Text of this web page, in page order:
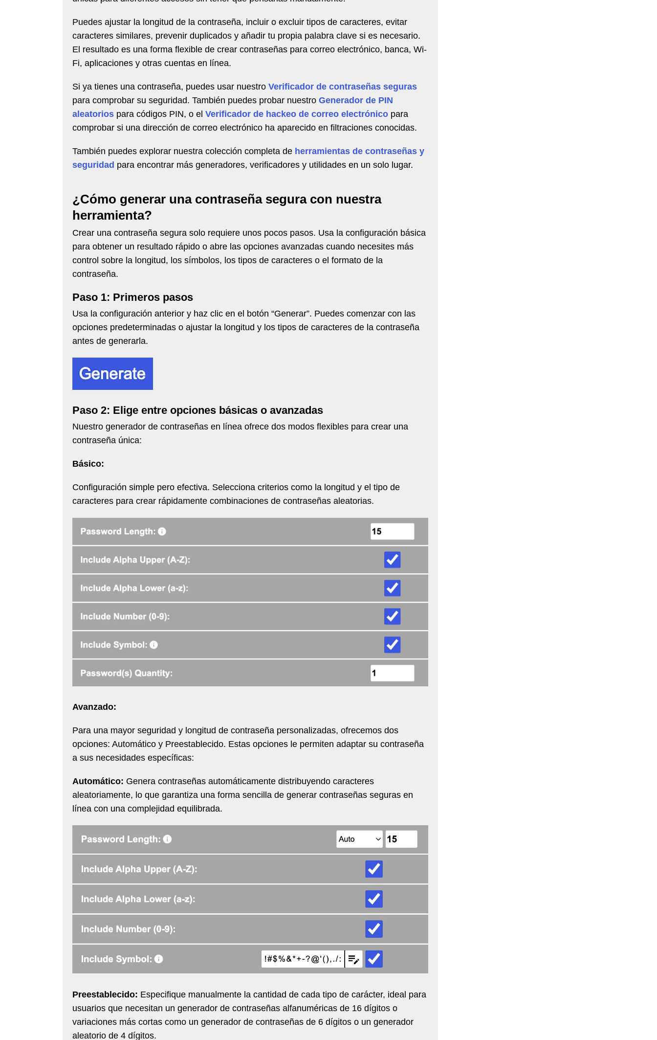
Puedes ajustar la longitud de la contraseña, incluir o excluir tipos de caracteres, evitar
caracteres similares, prevenir duplicados y añadir tu propia palabra clave si es necesario.
El resultado es una forma flexible de crear contraseñas para correo electrónico, banca, Wi-
Fi, aplicaciones y otras cuentas en línea.
Si ya tienes una contraseña, puedes usar nuestro Verificador de contraseñas seguras
para comprobar su seguridad. También puedes probar nuestro Generador de PIN
aleatorios para códigos PIN, o el Verificador de hackeo de correo electrónico para
comprobar si una dirección de correo electrónico ha aparecido en filtraciones conocidas.
También puedes explorar nuestra colección completa de herramientas de contraseñas y
seguridad para encontrar más generadores, verificadores y utilidades en un solo lugar.
¿Cómo generar una contraseña segura con nuestra
herramienta?
Crear una contraseña segura solo requiere unos pocos pasos. Usa la configuración básica
para obtener un resultado rápido o abre las opciones avanzadas cuando necesites más
control sobre la longitud, los símbolos, los tipos de caracteres o el formato de la
contraseña.
Paso 1: Primeros pasos
Usa la configuración anterior y haz clic en el botón “Generar”. Puedes comenzar con las
opciones predeterminadas o ajustar la longitud y los tipos de caracteres de la contraseña
antes de generarla.
Paso 2: Elige entre opciones básicas o avanzadas
Nuestro generador de contraseñas en línea ofrece dos modos flexibles para crear una
contraseña única:
Básico:
Configuración simple pero efectiva. Selecciona criterios como la longitud y el tipo de
caracteres para crear rápidamente combinaciones de contraseñas aleatorias.
Avanzado:
Para una mayor seguridad y longitud de contraseña personalizadas, ofrecemos dos
opciones: Automático y Preestablecido. Estas opciones le permiten adaptar su contraseña
a sus necesidades específicas:
Automático: Genera contraseñas automáticamente distribuyendo caracteres
aleatoriamente, lo que garantiza una forma sencilla de generar contraseñas seguras en
línea con una complejidad equilibrada.
Preestablecido: Especifique manualmente la cantidad de cada tipo de carácter, ideal para
usuarios que necesitan un generador de contraseñas alfanuméricas de 16 dígitos o
variaciones más cortas como un generador de contraseñas de 6 dígitos o un generador
aleatorio de 4 dígitos.